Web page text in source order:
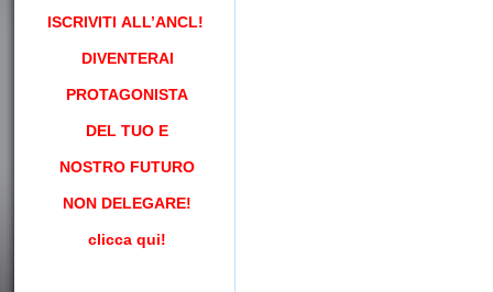
ISCRIVITI ALL’ANCL!
DIVENTERAI
PROTAGONISTA
DEL TUO E
NOSTRO FUTURO
NON DELEGARE!
clicca qui!